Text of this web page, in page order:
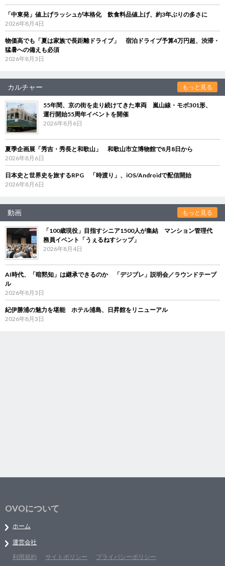
「中東発」値上げラッシュが本格化 飲食料品値上げ、約3年ぶりの多さに
2026年8月4日
物価高でも「夏は家族で長距離ドライブ」 宿泊ドライブ予算4万円超、渋滞・
猛暑への備えも必須
2026年8月3日
カルチャー もっと見る
55年間、京の街を走り続けてきた車両 嵐山線・モボ301形、
運行開始55周年イベントを開催
2026年8月6日
夏季企画展「秀吉・秀長と和歌山」 和歌山市立博物館で8月8日から
2026年8月6日
日本史と世界史を旅するRPG 「時渡り」、iOS/Androidで配信開始
2026年8月6日
動画 もっと見る
「100歳現役」目指すシニア1500人が集結 マンション管理代
務員イベント「うぇるねすシップ」
2026年8月4日
AI時代、「暗黙知」は継承できるのか 「デジブレ」説明会／ラウンドテーブ
ル
2026年8月3日
紀伊勝浦の魅力を堪能 ホテル浦島、日昇館をリニューアル
2026年8月3日
OVOについて
ホーム
運営会社
利用規約
サイトポリシー プライバシーポリシー